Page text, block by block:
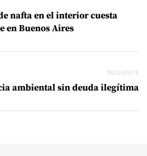
nafta en el interior cuesta
en Buenos Aires
SIGUIENTE
ambiental sin deuda ilegítima